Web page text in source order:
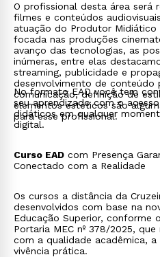
O profissional desta área será
filmes e conteúdos
atuação do Produtor Midiático
focada nas produções
avanço das tecnologias, as
inúmeras, entre elas
streaming, publicidade e propaganda etc.
desenvolvimento de conteúdo
comunicação, definição de
elementos estéticos são
para esse profissional.
No formato EAD você tem
seu aprendizado com o
didáticos em qualquer
digital.
Curso EAD com Presença
Conectado com a Realidade
Os cursos a distância da
desenvolvidos com base na
Educação Superior, conforme
Portaria MEC nº 378/2025,
com a qualidade acadêmica,
vivência prática.